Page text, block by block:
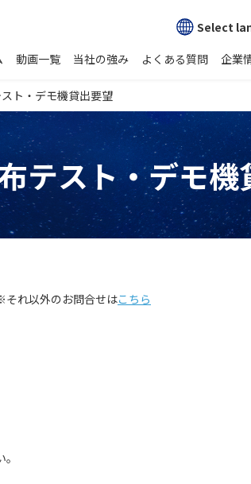
Select
動画一覧 当社の強み よくある質問 企業
ト・デモ機貸出要望
テスト・デモ機
れ以外のお問合せはこちら